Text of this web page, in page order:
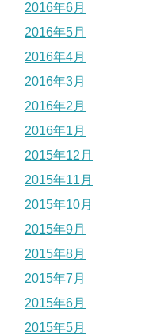
2016年6月
2016年5月
2016年4月
2016年3月
2016年2月
2016年1月
2015年12月
2015年11月
2015年10月
2015年9月
2015年8月
2015年7月
2015年6月
2015年5月